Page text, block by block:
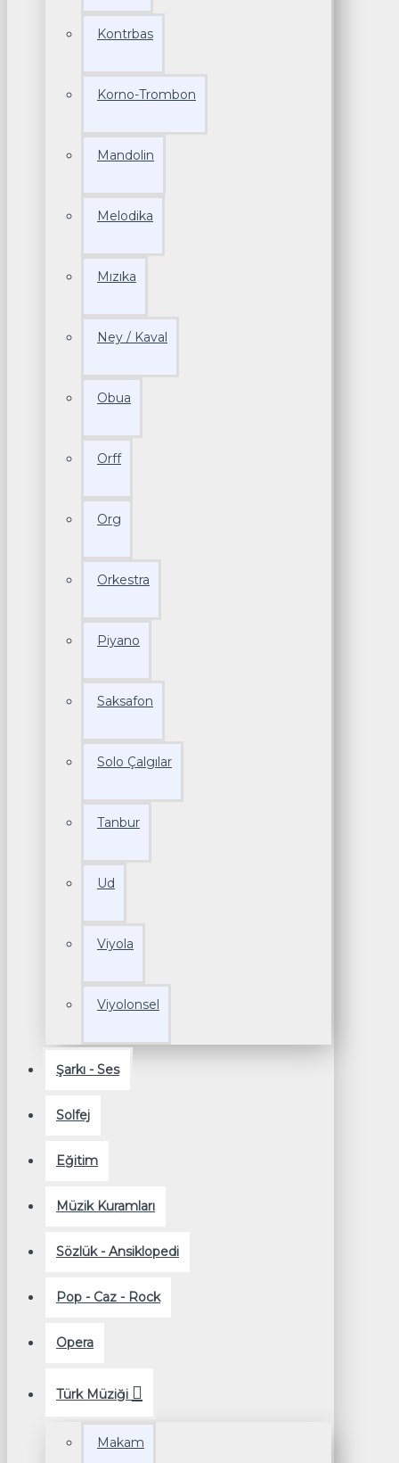
Kontrbas
Korno-Trombon
Mandolin
Melodika
Mızıka
Ney / Kaval
Obua
Orff
Org
Orkestra
Piyano
Saksafon
Solo Çalgılar
Tanbur
Ud
Viyola
Viyolonsel
Şarkı - Ses
Solfej
Eğitim
Müzik Kuramları
Sözlük - Ansiklopedi
Pop - Caz - Rock
Opera
Türk Müziği
Makam